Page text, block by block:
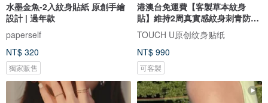
水墨金魚-2入紋身貼紙 原創手繪
設計 | 過年款
paperself
NT$ 320
獨家販售
港澳台免運費【客製草本紋身
貼】維持2周真實感紋身刺青防水
持久
TOUCH U原创纹身贴纸
NT$ 990
可客製